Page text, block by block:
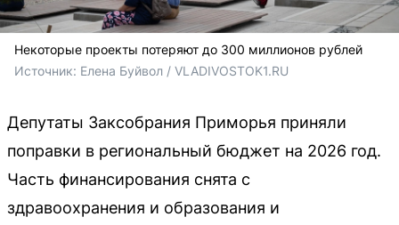
Некоторые проекты потеряют до 300 миллионов рублей
Источник: Елена Буйвол / VLADIVOSTOK1.RU
Депутаты Заксобрания Приморья приняли
поправки в региональный бюджет на 2026 год.
Часть финансирования снята с
здравоохранения и образования и